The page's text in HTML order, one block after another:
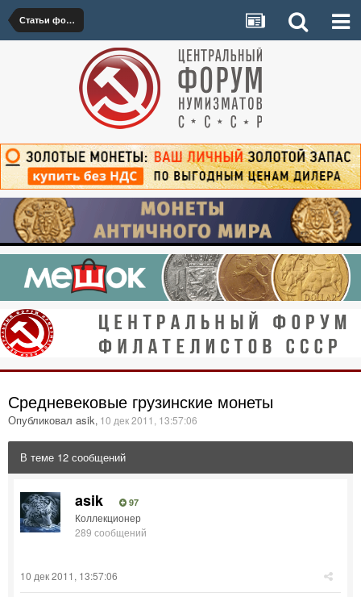
Статьи форумчан по нумизматике
Средневековые грузинские монеты
Опубликовал asik, 10 дек 2011, 13:57:06
В теме 12 сообщений
asik 97
Коллекционер
289 сообщений
10 дек 2011, 13:57:06